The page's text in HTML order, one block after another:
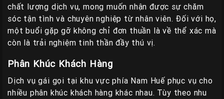
chất lượng dịch vụ, mong muốn nhận được sự chăm
sóc tận tình và chuyên nghiệp từ nhân viên. Đối với họ,
một buổi gặp gỡ không chỉ đơn thuần là về thể xác mà
còn là trải nghiệm tinh thần đầy thú vị.
Phân Khúc Khách Hàng
Dịch vụ gái gọi tại khu vực phía Nam Huế phục vụ cho
nhiều phân khúc khách hàng khác nhau. Tùy theo nhu